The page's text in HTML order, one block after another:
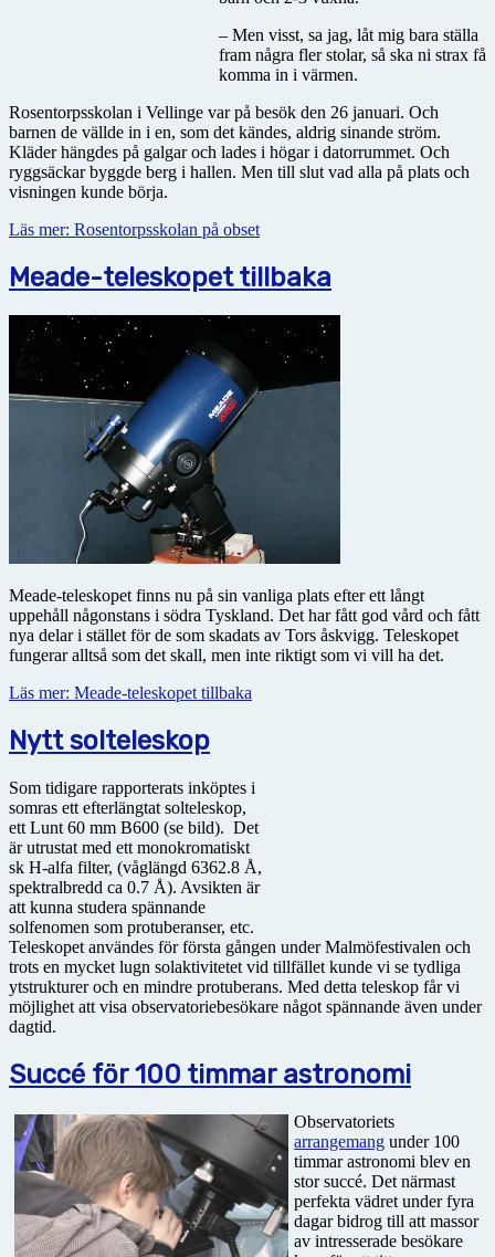
– Men visst, sa jag, låt mig bara ställa
fram några fler stolar, så ska ni strax få
komma in i värmen.
Rosentorpsskolan i Vellinge var på besök den 26 januari. Och
barnen de vällde in i en, som det kändes, aldrig sinande ström.
Kläder hängdes på galgar och lades i högar i datorrummet. Och
ryggsäckar byggde berg i hallen. Men till slut vad alla på plats och
visningen kunde börja.
Läs mer: Rosentorpsskolan på obset
Meade-teleskopet tillbaka
Meade-teleskopet finns nu på sin vanliga plats efter ett långt
uppehåll någonstans i södra Tyskland. Det har fått god vård och fått
nya delar i stället för de som skadats av Tors åskvigg. Teleskopet
fungerar alltså som det skall, men inte riktigt som vi vill ha det.
Läs mer: Meade-teleskopet tillbaka
Nytt solteleskop
Som tidigare rapporterats inköptes i
somras ett efterlängtat solteleskop,
ett Lunt 60 mm B600 (se bild). Det
är utrustat med ett monokromatiskt
sk H-alfa filter, (våglängd 6362.8 Å,
spektralbredd ca 0.7 Å). Avsikten är
att kunna studera spännande
solfenomen som protuberanser, etc.
Teleskopet användes för första gången under Malmöfestivalen och
trots en mycket lugn solaktivitetet vid tillfället kunde vi se tydliga
ytstrukturer och en mindre protuberans. Med detta teleskop får vi
möjlighet att visa observatoriebesökare något spännande även under
dagtid.
Succé för 100 timmar astronomi
Observatoriets
arrangemang under 100
timmar astronomi blev en
stor succé. Det närmast
perfekta vädret under fyra
dagar bidrog till att massor
av intresserade besökare